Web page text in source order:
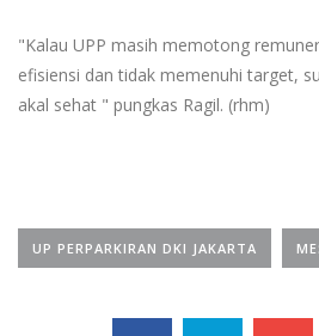
"Kalau UPP masih memotong
efisiensi dan tidak memenuhi target,
akal sehat " pungkas Ragil. (rhm)
UP PERPARKIRAN DKI JAKARTA